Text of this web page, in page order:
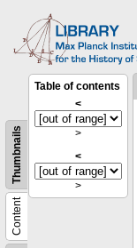
Content
Thumbnails
Table of contents
<
>
<
>